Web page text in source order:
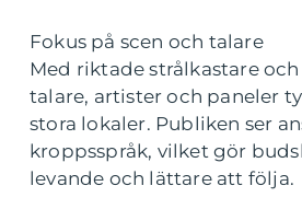
Fokus på scen och talare
Med riktade strålkastare
talare, artister och paneler
stora lokaler. Publiken ser
kroppsspråk, vilket gör
levande och lättare att följa.